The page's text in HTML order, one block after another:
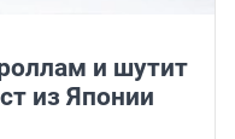
и шутит
из Японии